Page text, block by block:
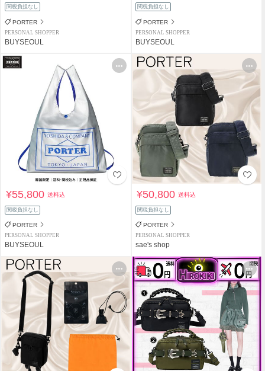
関税負担なし
PORTER
PERSONAL SHOPPER
BUYSEOUL
関税負担なし
PORTER
PERSONAL SHOPPER
BUYSEOUL
¥55,800送料込
関税負担なし
PORTER
PERSONAL SHOPPER
BUYSEOUL
¥50,800送料込
関税負担なし
PORTER
PERSONAL SHOPPER
sae's shop